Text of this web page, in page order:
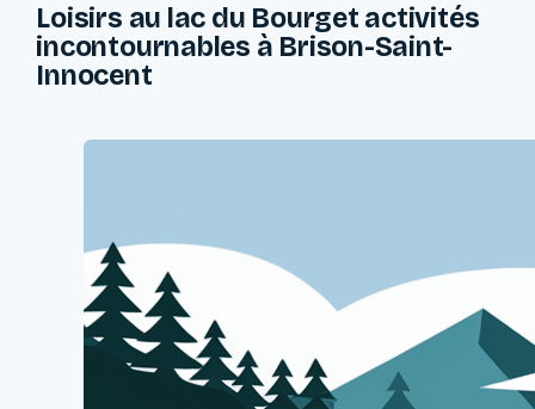
Loisirs au lac du Bourget activités
incontournables à Brison-Saint-
Innocent